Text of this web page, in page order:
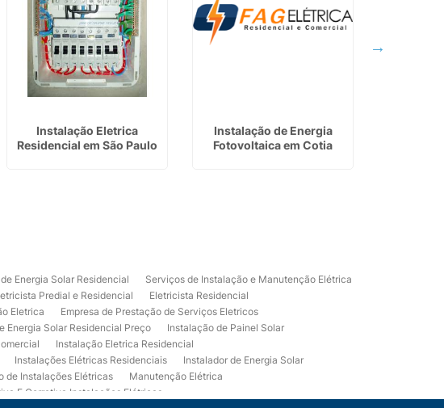
Instalação Eletrica
Residencial em São Paulo
Instalação de Energia
Fotovoltaica em Cotia
Energia Solar Residencial
Serviços de Instalação e Manutenção Elétrica
Predial e Residencial
Eletricista Residencial
Eletrica
Empresa de Prestação de Serviços Eletricos
Energia Solar Residencial Preço
Instalação de Painel Solar
Instalação Eletrica Residencial
Instalações Elétricas Residenciais
Instalador de Energia Solar
de Instalações Elétricas
Manutenção Elétrica
E Corretiva Instalações Elétricas